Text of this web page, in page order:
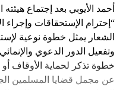
أحمد الأيوبي بعد إجتماع
“إحترام الإستحقاقات وإجراء
الشعار يمثل خطوة نوعية
وتفعيل الدور الدعوي
خطوة تذكر لحماية الأوقاف
عن مجمل قضايا المسلمين